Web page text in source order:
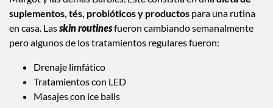
suplementos, tés, probióticos y productos para una rutina
en casa. Lasskin routinesfueron cambiando semanalmente
pero algunos de los tratamientos regulares fueron:
Drenaje limfático
Tratamientos con LED
Masajes con ice balls